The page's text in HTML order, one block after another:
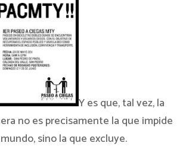
Y es que, tal vez, la
no es precisamente la que impide
sino la que excluye.